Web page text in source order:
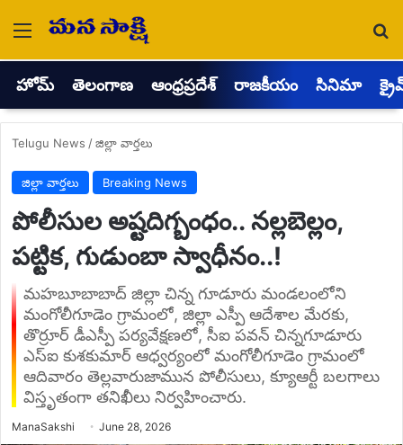
Menu
హోమ్ తెలంగాణ ఆంధ్రప్రదేశ్ రాజకీయం సినిమా
Telugu News /జిల్లా వార్తలు
జిల్లా వార్తలు Breaking News
పోలీసుల అష్టదిగ్బంధం.. నల్లబెల్లం,
పట్టిక, గుడుంబా స్వాధీనం..!
మహబూబాబాద్ జిల్లా చిన్న గూడూరు మండలంలోని
మంగోలీగూడెం గ్రామంలో, జిల్లా ఎస్పీ ఆదేశాల మేరకు,
తొర్రూర్ డీఎస్పీ పర్యవేక్షణలో, సీఐ పవన్ చిన్నగూడూరు
ఎస్‌ఐ కుశకుమార్ ఆధ్వర్యంలో మంగోలీగూడెం గ్రామంలో
ఆదివారం తెల్లవారుజామున పోలీసులు, క్యూఆర్టీ బలగాలు
విస్తృతంగా తనిఖీలు నిర్వహించారు.
ManaSakshi Send June 28, 2026